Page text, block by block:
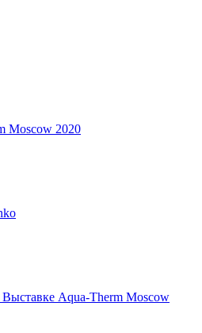
Moscow 2020
Aqua-Therm Moscow